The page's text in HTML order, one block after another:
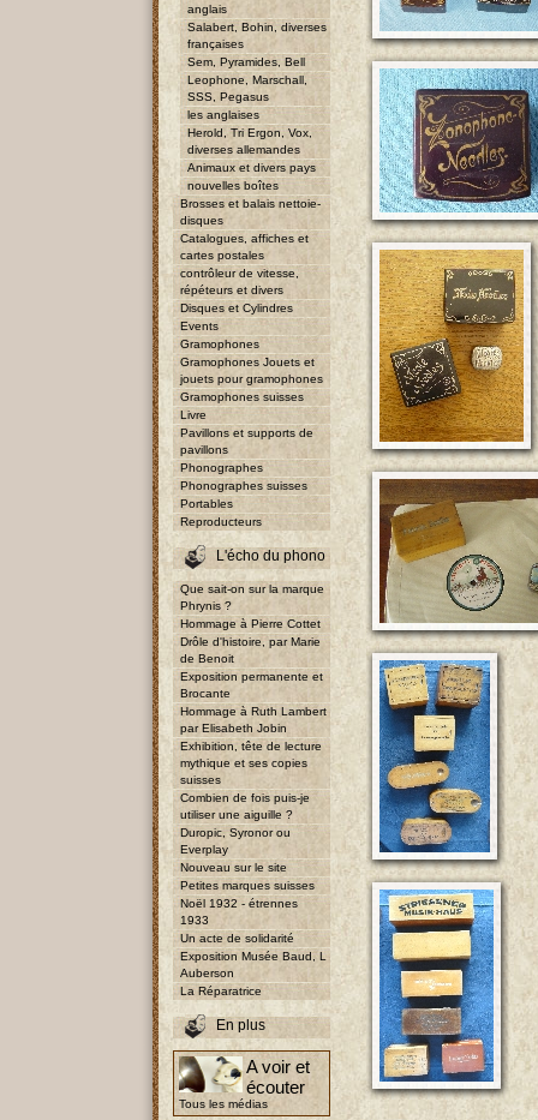
anglais
Salabert, Bohin, diverses
françaises
Sem, Pyramides, Bell
Leophone, Marschall,
SSS, Pegasus
les anglaises
Herold, Tri Ergon, Vox,
diverses allemandes
Animaux et divers pays
nouvelles boîtes
Brosses et balais nettoie-
disques
Catalogues, affiches et
cartes postales
contrôleur de vitesse,
répéteurs et divers
Disques et Cylindres
Events
Gramophones
Gramophones Jouets et
jouets pour gramophones
Gramophones suisses
Livre
Pavillons et supports de
pavillons
Phonographes
Phonographes suisses
Portables
Reproducteurs
L'écho du phono
Que sait-on sur la marque
Phrynis ?
Hommage à Pierre Cottet
Drôle d'histoire, par Marie
de Benoit
Exposition permanente et
Brocante
Hommage à Ruth Lambert
par Elisabeth Jobin
Exhibition, tête de lecture
mythique et ses copies
suisses
Combien de fois puis-je
utiliser une aiguille ?
Duropic, Syronor ou
Everplay
Nouveau sur le site
Petites marques suisses
Noël 1932 - étrennes
1933
Un acte de solidarité
Exposition Musée Baud, L
Auberson
La Réparatrice
En plus
A voir et
écouter
Tous les médias